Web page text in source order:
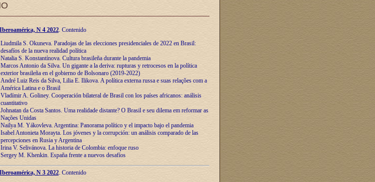
Iberoamérica, N 4 2022. Contenido
Liudmila S. Okuneva. Paradojas de las elecciones presidenciales de 2022 en Brasil:
desafíos de la nueva realidad política
Natalia S. Konstantínova. Cultura brasileña durante la pandemia
Marcos Antonio da Silva. Un gigante a la deriva: rupturas y retrocesos en la política
exterior brasileña en el gobierno de Bolsonaro (2019-2022)
André Luiz Reis da Silva, Lilia E. Ilikova. A política externa russa e suas relações com a
América Latina e o Brasil
Vladímir A. Goliney. Cooperación bilateral de Brasil con los países africanos: análisis
cuantitativo
Johnatan da Costa Santos. Uma realidade distante? O Brasil e seu dilema em reformar as
Nações Unidas
Nailya M. Yákovleva. Argentina: Panorama político y el impacto bajo el pandemia
Isabel Antonieta Morayta. Los jóvenes y la corrupción: un análisis comparado de las
percepciones en Rusia y Argentina
Irina V. Selivánova. La historia de Colombia: enfoque ruso
Sergey M. Khenkin. España frente a nuevos desafíos
Iberoamérica, N 3 2022. Contenido